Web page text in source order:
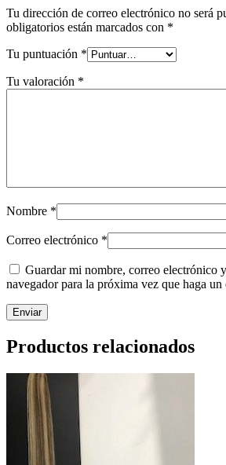
Tu dirección de correo electrónico no será
obligatorios están marcados con *
Tu puntuación *
Tu valoración *
Nombre *
Correo electrónico *
Guardar mi nombre, correo electrónico
navegador para la próxima vez que haga un
Productos relacionados